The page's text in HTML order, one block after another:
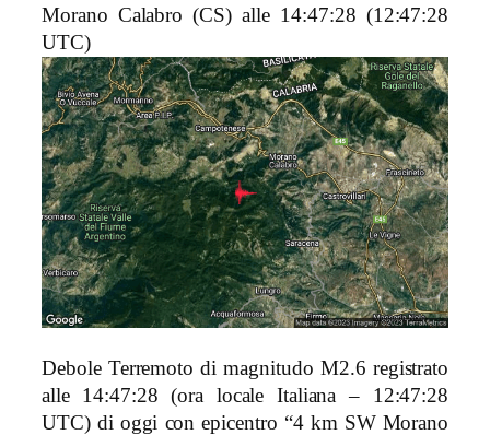
Morano Calabro (CS) alle 14:47:28 (12:47:28
UTC)
Debole Terremoto di magnitudo M2.6 registrato
alle 14:47:28 (ora locale Italiana – 12:47:28
UTC) di oggi con epicentro “4 km SW Morano